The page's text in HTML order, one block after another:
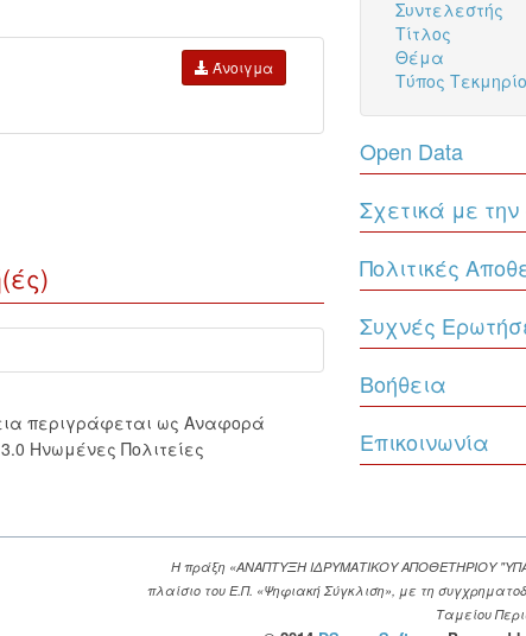
Άνοιγμα
περιγράφεται ως Αναφορά
Ηνωμένες Πολιτείες
Συντελεστής
Τίτλος
Θέμα
Τύπος
Open Data
Σχετικά με
Πολιτικές
Συχνές
Βοήθεια
Επικοινωνία
Η πράξη «ΑΝΑΠΤΥΞΗ ΙΔΡΥΜΑΤΙΚΟΥ ΑΠΟΘΕΤΗΡΙΟΥ
πλαίσιο του Ε.Π. «Ψηφιακή Σύγκλιση», με τη
Ταμείου